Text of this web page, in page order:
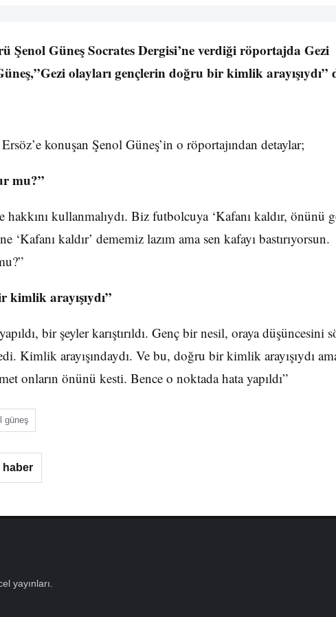
Şenol Güneş Socrates Dergisi’ne verdiği röportajda Gezi
olayları gençlerin doğru bir kimlik arayışıydı”
konuşan Şenol Güneş’in o röportajından detaylar;
mu?”
kullanmalıydı. Biz futbolcuya ‘Kafanı kaldır, önünü
‘Kafanı kaldır’ dememiz lazım ama sen kafayı bastırıyorsun.
arayışıydı”
bir şeyler karıştırıldı. Genç bir nesil, oraya düşüncesini
Kimlik arayışındaydı. Ve bu, doğru bir kimlik arayışıydı
onların önünü kesti. Bence o noktada hata yapıldı”
güneş
haber
yayınları.